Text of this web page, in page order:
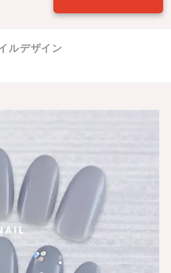
ルデザイン